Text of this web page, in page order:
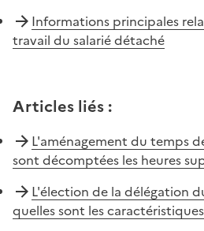
Informations principales
travail du salarié détaché
Articles liés :
L'aménagement du temps
sont décomptées les heures
L'élection de la délégation
quelles sont les